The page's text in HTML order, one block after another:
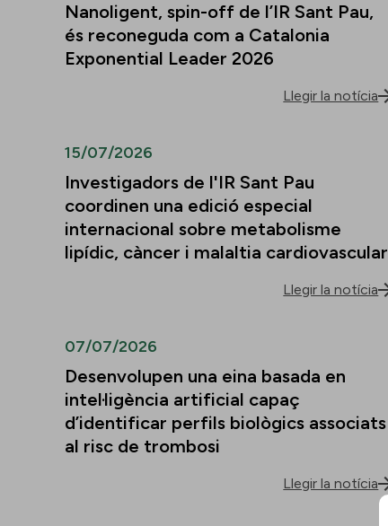
Nanoligent, spin-off de l’IR Sant Pau,
és reconeguda com a Catalonia
Exponential Leader 2026
Llegir la notícia
15/07/2026
Investigadors de l'IR Sant Pau
coordinen una edició especial
internacional sobre metabolisme
lipídic, càncer i malaltia cardiovascular
Llegir la notícia
07/07/2026
Desenvolupen una eina basada en
intel·ligència artificial capaç
d’identificar perfils biològics associats
al risc de trombosi
Llegir la notícia